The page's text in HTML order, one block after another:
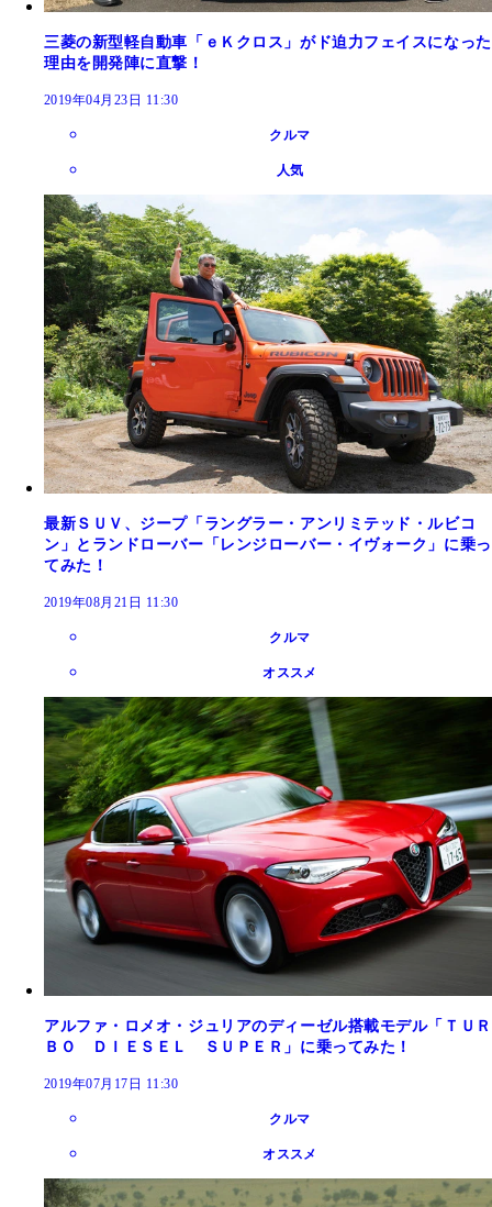
三菱の新型軽自動車「ｅＫクロス」がド迫力フェイスになった
理由を開発陣に直撃！
2019年04月23日 11:30
クルマ
人気
最新ＳＵＶ、ジープ「ラングラー・アンリミテッド・ルビコ
ン」とランドローバー「レンジローバー・イヴォーク」に乗っ
てみた！
2019年08月21日 11:30
クルマ
オススメ
アルファ・ロメオ・ジュリアのディーゼル搭載モデル「ＴＵＲ
ＢＯ ＤＩＥＳＥＬ ＳＵＰＥＲ」に乗ってみた！
2019年07月17日 11:30
クルマ
オススメ